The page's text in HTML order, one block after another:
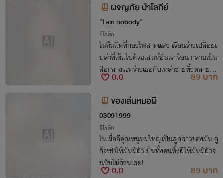
ผจญภัย ป่าโลกีย์
"I am nobody"
อีโรติก
ในคืนมืดที่กองไฟสาดแสง เรือนร่างเปลือยเ
ปล่าที่เต็มไปด้วยเสน่ห์อันเร่าร้อน กลายเป็น
สื่อกลางระหว่างเธอกับเหล่าชายทั้งหลาย​ น
าบีผู้เปิดรับทุกความต้องการของชายด้วยควา
ที่ได้รับจึงผสมผสานกับความลึกลับ จนกลา
ยเป็นประสบการณ์ที่ไม่มีใครลืมลง ร่างกาย
ที่คุ้นเคยจนกลมกลืน​ รับทุกสิ่งได้อย่างราบรื่
นและลึกซึ้ง
0.0
89 บาท
ของเล่นหมอผี
03091999
อีโรติก
ในเมื่ออีคุณหนูนมใหญ่เป็นลูกสาวของมัน กู
ก็จะทำให้มันมีผัวเป็นทั้งคนทั้งผีให้มันมีผัวจ
นนับไม่ถ้วนเลย!
0.0
89 บาท